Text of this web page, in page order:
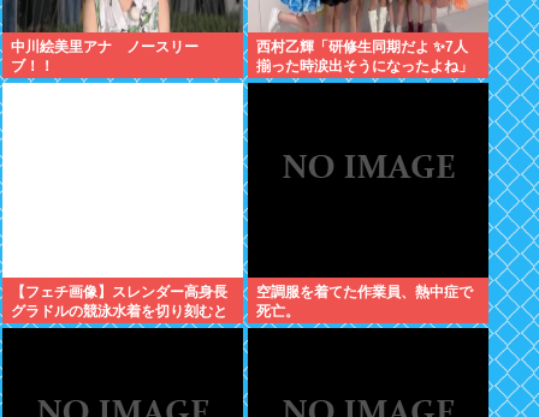
中川絵美里アナ ノースリー
ブ！！
西村乙輝「研修生同期だよ ✨7人
揃った時涙出そうになったよね」
【フェチ画像】スレンダー高身長
グラドルの競泳水着を切り刻むと
ヌルヌル 大開脚×マッサージ
空調服を着てた作業員、熱中症で
死亡。